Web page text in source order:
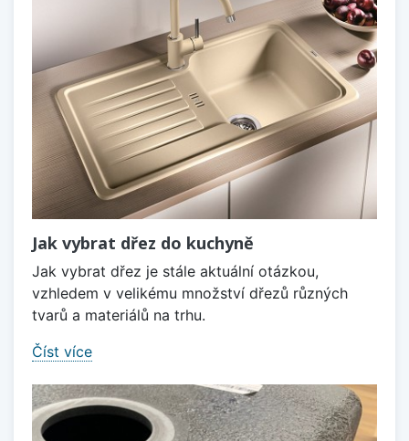
Jak vybrat dřez do kuchyně
Jak vybrat dřez je stále aktuální otázkou,
vzhledem v velikému množství dřezů různých
tvarů a materiálů na trhu.
Číst více